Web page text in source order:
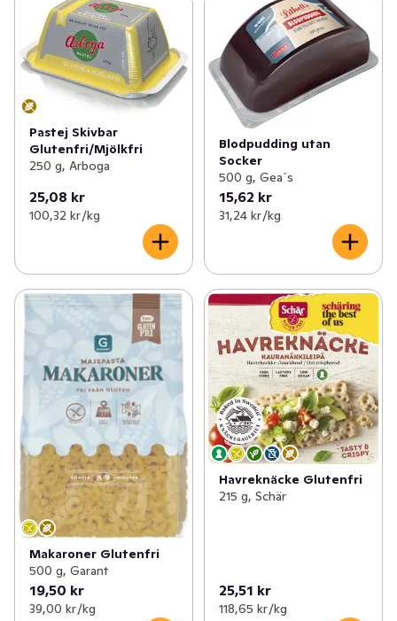
Pastej Skivbar
Glutenfri/Mjölkfri
250 g, Arboga
25,08 kr
100,32 kr /kg
Blodpudding utan
Socker
500 g, Gea´s
15,62 kr
31,24 kr /kg
Makaroner Glutenfri
500 g, Garant
19,50 kr
39,00 kr /kg
Havreknäcke Glutenfri
215 g, Schär
25,51 kr
118,65 kr /kg